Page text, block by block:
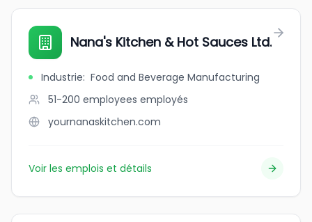
Nana's Kitchen & Hot Sauces Ltd.
Industrie: Food and Beverage Manufacturing
51-200 employees employés
yournanaskitchen.com
Voir les emplois et détails